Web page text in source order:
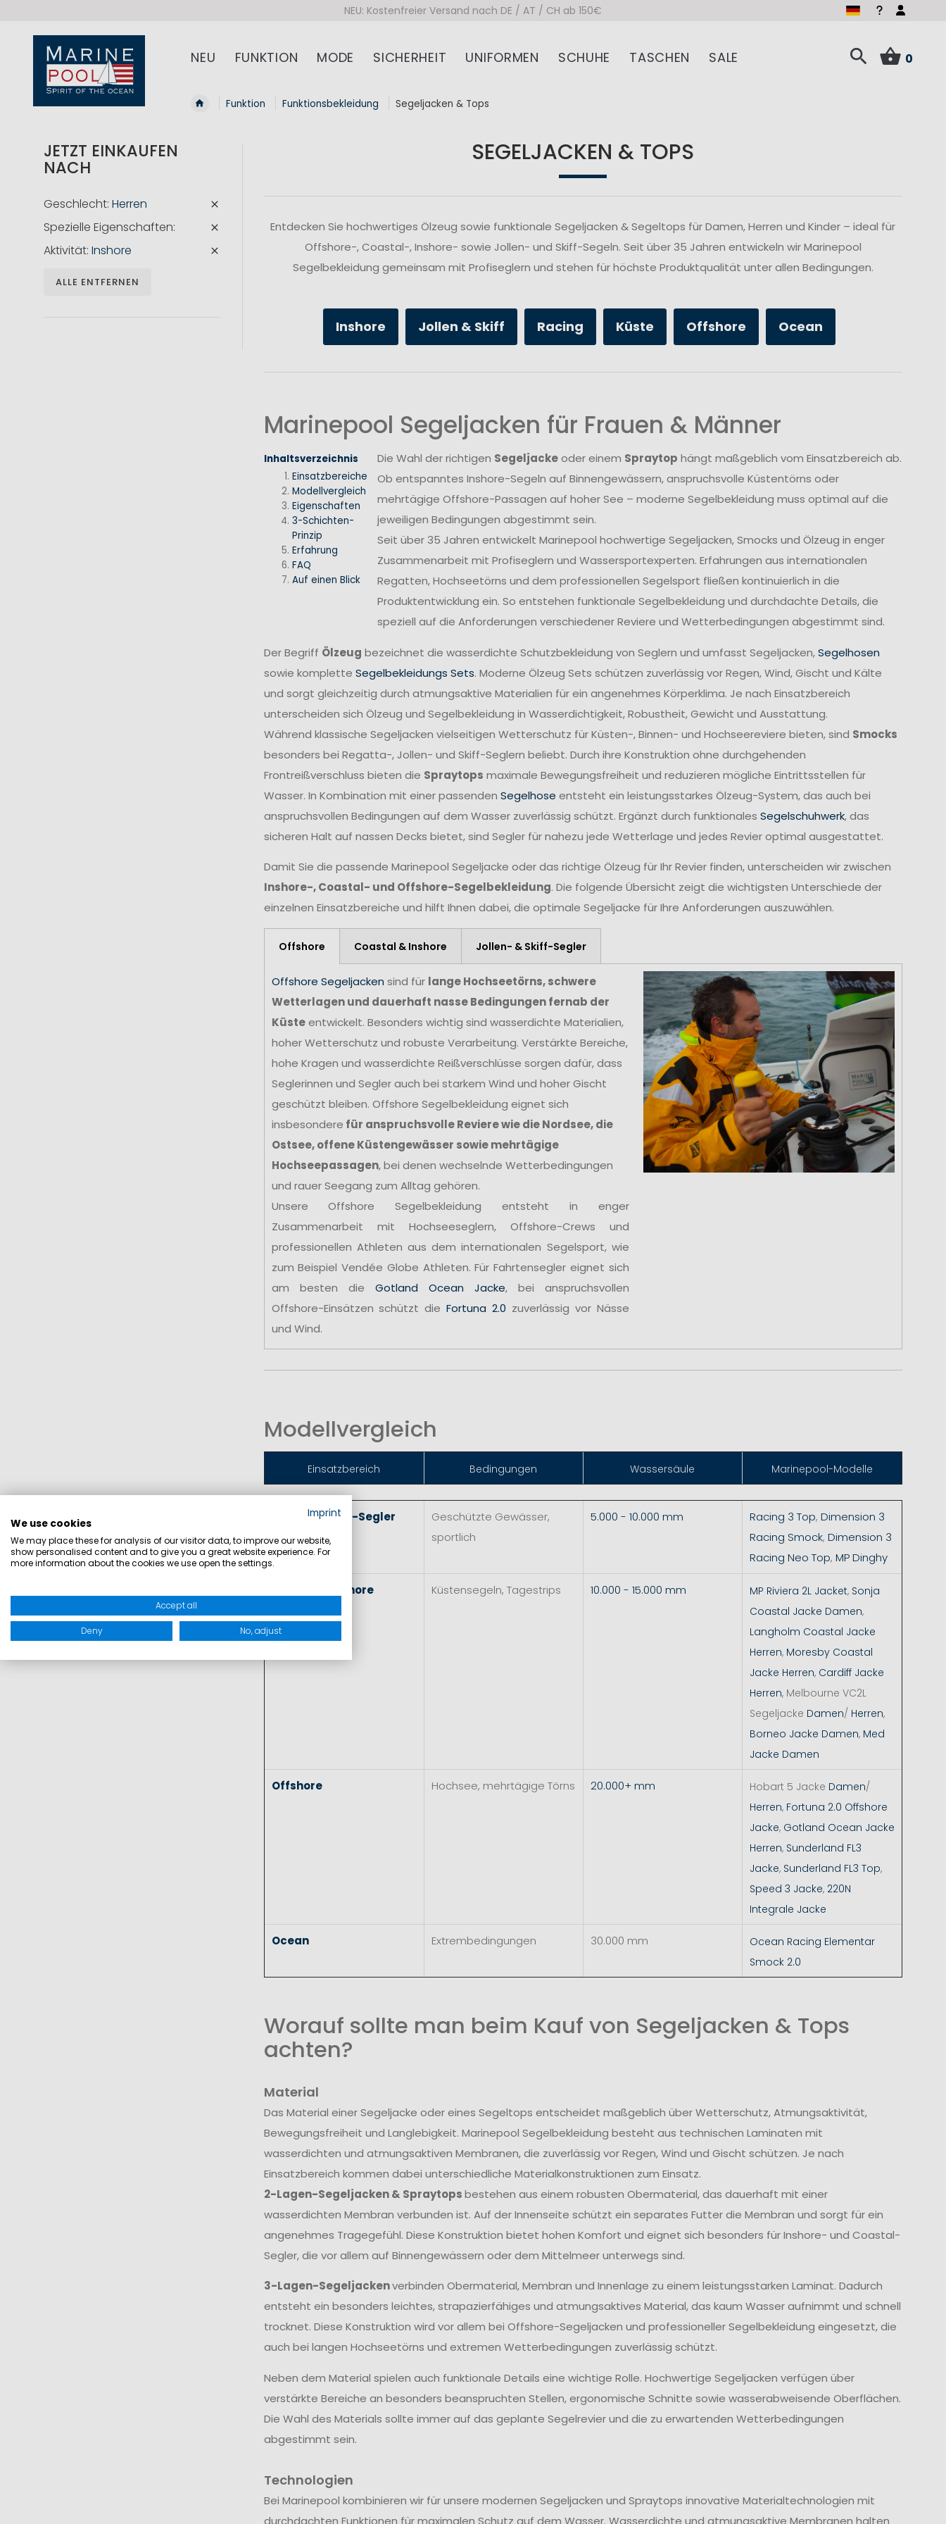
NEU: Kostenfreier Versand nach DE / AT / CH ab 150€
NEU FUNKTION MODE SICHERHEIT UNIFORMEN SCHUHE TASCHEN SALE 0
Funktion Funktionsbekleidung Segeljacken & Tops
SEGELJACKEN & TOPS
Entdecken Sie hochwertiges Ölzeug sowie funktionale Segeljacken & Segeltops für Damen, Herren und Kinder – ideal für
Offshore-, Coastal-, Inshore- sowie Jollen- und Skiff-Segeln. Seit über 35 Jahren entwickeln wir Marinepool
Segelbekleidung gemeinsam mit Profiseglern und stehen für höchste Produktqualität unter allen Bedingungen.
Inshore Jollen & Skiff Racing Küste Offshore Ocean
Marinepool Segeljacken für Frauen & Männer
Inhaltsverzeichnis
Einsatzbereiche
Modellvergleich
Eigenschaften
3-Schichten-
Prinzip
Erfahrung
FAQ
Auf einen Blick
Die Wahl der richtigen Segeljackeoder einem Spraytop hängt maßgeblich vom Einsatzbereich ab.
Ob entspanntes Inshore-Segeln auf Binnengewässern, anspruchsvolle Küstentörns oder
mehrtägige Offshore-Passagen auf hoher See – moderne Segelbekleidung muss optimal auf die
jeweiligen Bedingungen abgestimmt sein.
Seit über 35 Jahren entwickelt Marinepool hochwertige Segeljacken, Smocks und Ölzeug in enger
Zusammenarbeit mit Profiseglern und Wassersportexperten. Erfahrungen aus internationalen
Regatten, Hochseetörns und dem professionellen Segelsport fließen kontinuierlich in die
Produktentwicklung ein. So entstehen funktionale Segelbekleidung und durchdachte Details, die
speziell auf die Anforderungen verschiedener Reviere und Wetterbedingungen abgestimmt sind.
Der Begriff Ölzeug bezeichnet die wasserdichte Schutzbekleidung von Seglern und umfasst Segeljacken,Segelhosen
sowie komplette Segelbekleidungs Sets. Moderne Ölzeug Sets schützen zuverlässig vor Regen, Wind, Gischt und Kälte
und sorgt gleichzeitig durch atmungsaktive Materialien für ein angenehmes Körperklima. Je nach Einsatzbereich
unterscheiden sich Ölzeug und Segelbekleidung in Wasserdichtigkeit, Robustheit, Gewicht und Ausstattung.
Während klassische Segeljacken vielseitigen Wetterschutz für Küsten-, Binnen- und Hochseereviere bieten, sind Smocks
besonders bei Regatta-, Jollen- und Skiff-Seglern beliebt. Durch ihre Konstruktion ohne durchgehenden
Frontreißverschluss bieten die Spraytops maximale Bewegungsfreiheit und reduzieren mögliche Eintrittsstellen für
Wasser. In Kombination mit einer passenden Segelhose entsteht ein leistungsstarkes Ölzeug-System, das auch bei
anspruchsvollen Bedingungen auf dem Wasser zuverlässig schützt. Ergänzt durch funktionales Segelschuhwerk, das
sicheren Halt auf nassen Decks bietet, sind Segler für nahezu jede Wetterlage und jedes Revier optimal ausgestattet.
Damit Sie die passende Marinepool Segeljacke oder das richtige Ölzeug für Ihr Revier finden, unterscheiden wir zwischen
Inshore-, Coastal- und Offshore-Segelbekleidung. Die folgende Übersicht zeigt die wichtigsten Unterschiede der
einzelnen Einsatzbereiche und hilft Ihnen dabei, die optimale Segeljacke für Ihre Anforderungen auszuwählen.
Offshore Coastal & Inshore Jollen- & Skiff-Segler
Offshore Segeljacken sind für lange Hochseetörns, schwere
Wetterlagen und dauerhaft nasse Bedingungen fernab der
Küsteentwickelt. Besonders wichtig sind wasserdichte Materialien,
hoher Wetterschutz und robuste Verarbeitung. Verstärkte Bereiche,
hohe Kragen und wasserdichte Reißverschlüsse sorgen dafür, dass
Seglerinnen und Segler auch bei starkem Wind und hoher Gischt
geschützt bleiben. Offshore Segelbekleidung eignet sich
insbesondere für anspruchsvolle Reviere wie die Nordsee, die
Ostsee, offene Küstengewässer sowie mehrtägige
Hochseepassagen, bei denen wechselnde Wetterbedingungen
und rauer Seegang zum Alltag gehören.
Unsere Offshore Segelbekleidung entsteht in enger
Zusammenarbeit mit Hochseeseglern, Offshore-Crews und
professionellen Athleten aus dem internationalen Segelsport, wie
zum Beispiel Vendée Globe Athleten. Für Fahrtensegler eignet sich
am besten die Gotland Ocean Jacke, bei anspruchsvollen
Offshore-Einsätzen schützt dieFortuna 2.0 zuverlässig vor Nässe
und Wind.
Modellvergleich
Einsatzbereich Bedingungen Wassersäule Marinepool-Modelle
Jollen- & Skiff-Segler
Geschützte Gewässer,
sportlich
5.000 - 10.000 mm Racing 3 Top, Dimension 3
Racing Smock, Dimension 3
Racing Neo Top, MP Dinghy
Inshore Küstensegeln, Tagestrips 10.000 - 15.000 mm MP Riviera 2L Jacket, Sonja
Coastal Jacke Damen,
Langholm Coastal Jacke
Herren, Moresby Coastal
Jacke Herren, Cardiff Jacke
Herren, Melbourne VC2L
Segeljacke Damen/ Herren,
Borneo Jacke Damen, Med
Jacke Damen
Offshore Hochsee, mehrtägige Törns 20.000+ mm Hobart 5 Jacke Damen/
Herren, Fortuna 2.0 Offshore
Jacke, Gotland Ocean Jacke
Herren, Sunderland FL3
Jacke, Sunderland FL3 Top,
Speed 3 Jacke, 220N
Integrale Jacke
Ocean Extrembedingungen 30.000 mm
Ocean Racing Elementar
Smock 2.0
Worauf sollte man beim Kauf von Segeljacken & Tops
achten?
Material
Das Material einer Segeljacke oder eines Segeltops entscheidet maßgeblich über Wetterschutz, Atmungsaktivität,
Bewegungsfreiheit und Langlebigkeit. Marinepool Segelbekleidung besteht aus technischen Laminaten mit
wasserdichten und atmungsaktiven Membranen, die zuverlässig vor Regen, Wind und Gischt schützen. Je nach
Einsatzbereich kommen dabei unterschiedliche Materialkonstruktionen zum Einsatz.
2-Lagen-Segeljacken & Spraytopsbestehen aus einem robusten Obermaterial, das dauerhaft mit einer
wasserdichten Membran verbunden ist. Auf der Innenseite schützt ein separates Futter die Membran und sorgt für ein
angenehmes Tragegefühl. Diese Konstruktion bietet hohen Komfort und eignet sich besonders für Inshore- und Coastal-
Segler, die vor allem auf Binnengewässern oder dem Mittelmeer unterwegs sind.
3-Lagen-Segeljackenverbinden Obermaterial, Membran und Innenlage zu einem leistungsstarken Laminat. Dadurch
entsteht ein besonders leichtes, strapazierfähiges und atmungsaktives Material, das kaum Wasser aufnimmt und schnell
trocknet. Diese Konstruktion wird vor allem bei Offshore-Segeljacken und professioneller Segelbekleidung eingesetzt, die
auch bei langen Hochseetörns und extremen Wetterbedingungen zuverlässig schützt.
Neben dem Material spielen auch funktionale Details eine wichtige Rolle. Hochwertige Segeljacken verfügen über
verstärkte Bereiche an besonders beanspruchten Stellen, ergonomische Schnitte sowie wasserabweisende Oberflächen.
Die Wahl des Materials sollte immer auf das geplante Segelrevier und die zu erwartenden Wetterbedingungen
abgestimmt sein.
Technologien
Bei Marinepool kombinieren wir für unsere modernen Segeljacken und Spraytops innovative Materialtechnologien mit
durchdachten Funktionen für maximalen Schutz auf dem Wasser. Wasserdichte und atmungsaktive Membranen halten
JETZT EINKAUFEN
NACH
Geschlecht Herren
Spezielle Eigenschaften
Aktivität Inshore
ALLE ENTFERNEN
Imprint
We use cookies
We may place these for analysis of our visitor data, to improve our website,
show personalised content and to give you a great website experience. For
more information about the cookies we use open the settings.
Accept all
Deny No, adjust